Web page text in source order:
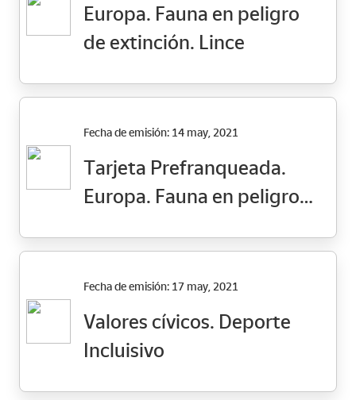
Europa. Fauna en peligro
de extinción. Lince
Fecha de emisión: 14 may, 2021
Tarjeta Prefranqueada.
Europa. Fauna en peligro
Fecha de emisión: 17 may, 2021
Valores cívicos. Deporte
Incluisivo